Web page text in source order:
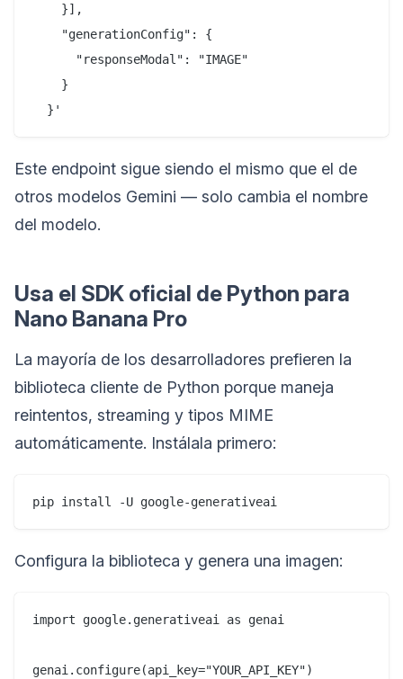
    }],
    "generationConfig": {
      "responseModal": "IMAGE"
    }
Este endpoint sigue siendo el mismo que el de
otros modelos Gemini — solo cambia el nombre
del modelo.
Usa el SDK oficial de Python para
Nano Banana Pro
La mayoría de los desarrolladores prefieren la
biblioteca cliente de Python porque maneja
reintentos, streaming y tipos MIME
automáticamente. Instálala primero:
Configura la biblioteca y genera una imagen:
import google.generativeai as genai
genai.configure(api_key="YOUR_API_KEY")